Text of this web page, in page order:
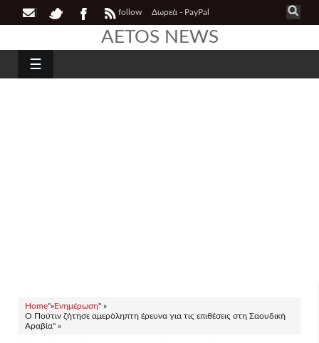
follow Δωρεά - PayPal
AETOS NEWS
☰
Home"»Ενημέρωση" »
Ο Πούτιν ζήτησε αμερόληπτη έρευνα για τις επιθέσεις στη Σαουδική
Αραβία" »